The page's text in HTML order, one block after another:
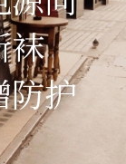
袜
防护